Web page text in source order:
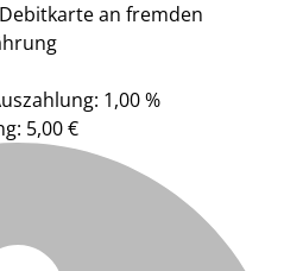
an fremden
1,00 %
5,00 €